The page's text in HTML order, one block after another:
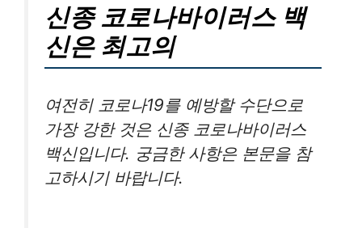
신종 코로나바이러스 백
신은 최고의
여전히 코로나19를 예방할 수단으로
가장 강한 것은 신종 코로나바이러스
백신입니다. 궁금한 사항은 본문을 참
고하시기 바랍니다.